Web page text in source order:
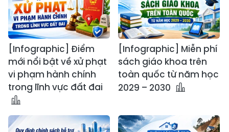
[Infographic] Điểm
mới nổi bật về xử phạt
vi phạm hành chính
trong lĩnh vực đất đai
[Infographic] Miễn phí
sách giáo khoa trên
toàn quốc từ năm học
2029 – 2030